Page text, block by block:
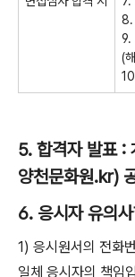
8.
9.
(
5. 합격자 발표 :
양천문화원.kr)
6. 응시자 유의
1) 응시원서의 전화
일체 응시자의 책임